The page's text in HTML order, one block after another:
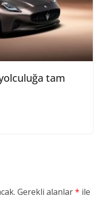
tam
Gerekli alanlar* ile